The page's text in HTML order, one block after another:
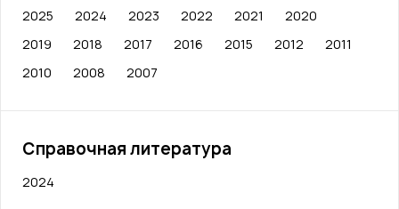
2025 2024 2023 2022 2021
2020
2019
2018 2017 2016 2015 2012
2011
2010
2008 2007
Справочная литература
2024